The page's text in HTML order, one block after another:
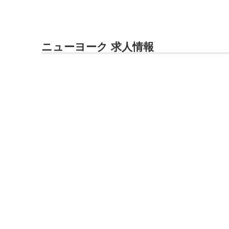
ニューヨーク 求人情報